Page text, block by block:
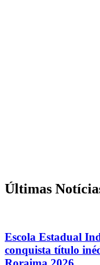
Últimas
Escola Estadual
conquista título